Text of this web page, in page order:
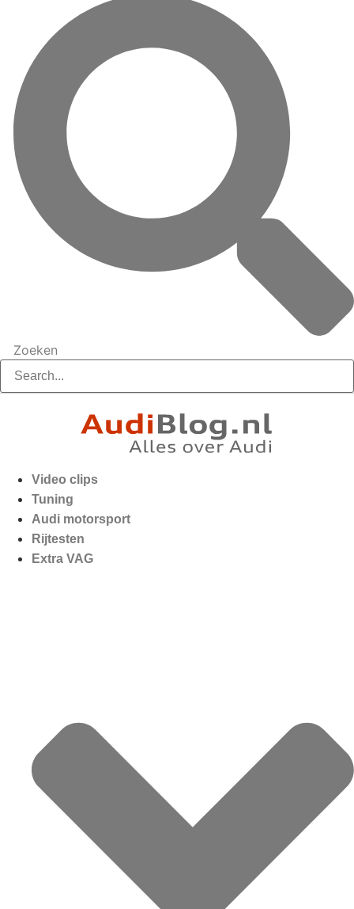
Zoeken
Video clips
Tuning
Audi motorsport
Rijtesten
Extra VAG